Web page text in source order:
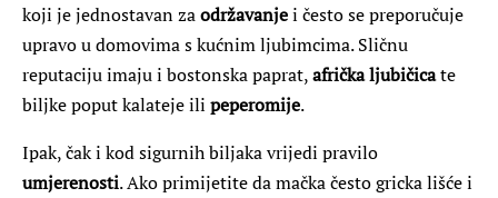
koji je jednostavan zaodržavanjei često se preporučuje
upravo u domovima s kućnim ljubimcima. Sličnu
reputaciju imaju i bostonska paprat,afrička ljubičicate
biljke poput kalateje ili peperomije.
Ipak, čak i kod sigurnih biljaka vrijedi pravilo
umjerenosti. Ako primijetite da mačka često gricka lišće i